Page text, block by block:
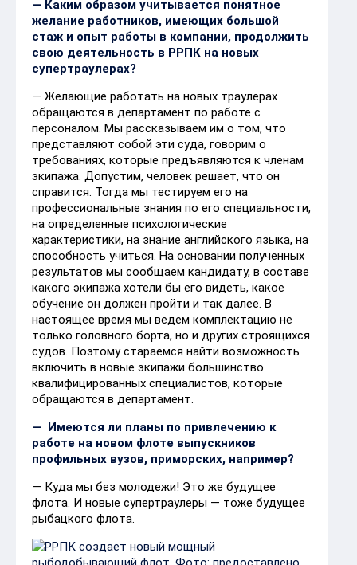
— Каким образом учитывается понятное
желание работников, имеющих большой
стаж и опыт работы в компании, продолжить
свою деятельность в РРПК на новых
супертраулерах?
— Желающие работать на новых траулерах
обращаются в департамент по работе с
персоналом. Мы рассказываем им о том, что
представляют собой эти суда, говорим о
требованиях, которые предъявляются к членам
экипажа. Допустим, человек решает, что он
справится. Тогда мы тестируем его на
профессиональные знания по его специальности,
на определенные психологические
характеристики, на знание английского языка, на
способность учиться. На основании полученных
результатов мы сообщаем кандидату, в составе
какого экипажа хотели бы его видеть, какое
обучение он должен пройти и так далее. В
настоящее время мы ведем комплектацию не
только головного борта, но и других строящихся
судов. Поэтому стараемся найти возможность
включить в новые экипажи большинство
квалифицированных специалистов, которые
обращаются в департамент.
— Имеются ли планы по привлечению к
работе на новом флоте выпускников
профильных вузов, приморских, например?
— Куда мы без молодежи! Это же будущее
флота. И новые супертраулеры — тоже будущее
рыбацкого флота.